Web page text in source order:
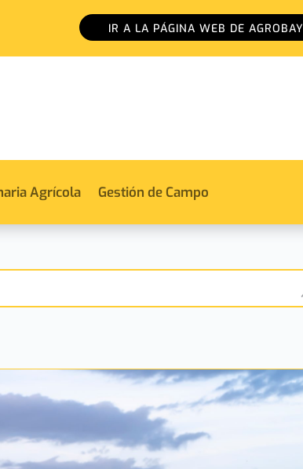
IR A LA PÁGINA WEB DE AGROBAY
Agrícola Gestión de Campo